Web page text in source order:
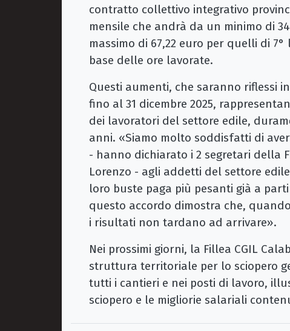
contratto collettivo integrativo
mensile che andrà da un minimo di
massimo di 67,22 euro per quelli di
base delle ore lavorate.
Questi aumenti, che saranno riflessi
fino al 31 dicembre 2025,
dei lavoratori del settore edile,
anni. «Siamo molto soddisfatti di
- hanno dichiarato i 2 segretari della
Lorenzo - agli addetti del settore
loro buste paga più pesanti già a
questo accordo dimostra che,
i risultati non tardano ad arrivare».
Nei prossimi giorni, la Fillea CGIL
struttura territoriale per lo sciopero
tutti i cantieri e nei posti di lavoro,
sciopero e le migliorie salariali